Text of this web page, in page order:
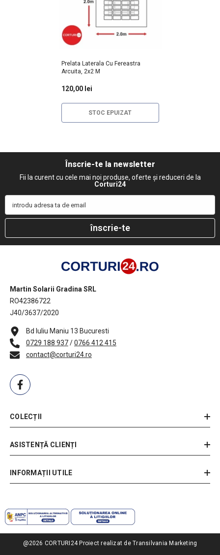
Prelata Laterala Cu Fereastra
Arcuita, 2x2 M
120,00 lei
STOC EPUIZAT
Înscrie-te la newsletter
Fii la curent cu cele mai noi produse, oferte și reduceri de la
Corturi24
introdu adresa ta de email
înscrie-te
Martin Solarii Gradina SRL
RO42386722
J40/3637/2020
Bd Iuliu Maniu 13 Bucuresti
0729 188 937/0766 412 415
contact@corturi24.ro
COLECȚII
ASISTENȚĂ CLIENȚI
INFORMAȚII UTILE
@2026 CORTURI24 Proiect realizat de Transilvania Marketing